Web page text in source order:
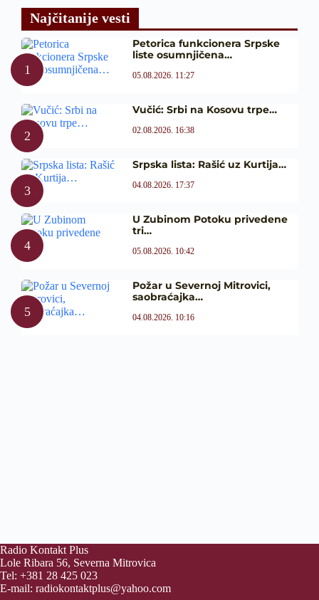
Najčitanije vesti
Petorica funkcionera Srpske
liste osumnjičena…
05.08.2026. 11:27
Vučić: Srbi na Kosovu trpe…
02.08.2026. 16:38
Srpska lista: Rašić uz Kurtija…
04.08.2026. 17:37
U Zubinom Potoku privedene
tri…
05.08.2026. 10:42
Požar u Severnoj Mitrovici,
saobraćajka…
04.08.2026. 10:16
Radio Kontakt Plus
Lole Ribara 56, Severna Mitrovica
Tel: +381 28 425 023
E-mail: radiokontaktplus@yahoo.com